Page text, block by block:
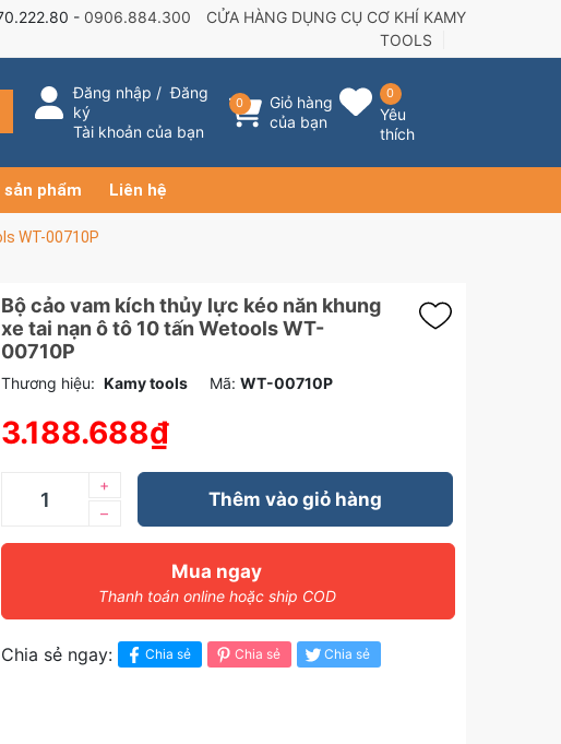
- 0906.884.300
CỬA HÀNG DỤNG CỤ CƠ KHÍ KAMY
TOOLS
Đăng nhập /Đăng
ký
Tài khoản của bạn
0
Giỏ hàng
của bạn
0
Yêu
thích
phẩm Liên hệ
WT-00710P
Bộ cảo vam kích thủy lực kéo năn khung
xe tai nạn ô tô 10 tấn Wetools WT-
00710P
Thương hiệu: Kamy tools Mã: WT-00710P
3.188.688₫
–
+
Thêm vào giỏ hàng
Mua ngay
Thanh toán online hoặc ship COD
Chia sẻ ngay: Chia sẻ Chia sẻ Chia sẻ